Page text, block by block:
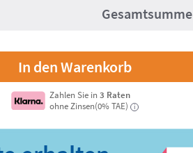
Gesamtsumme
Zahlen Sie in3 Raten
ohne Zinsen(0% TAE)
i